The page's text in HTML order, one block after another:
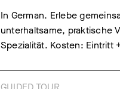
In German. Erlebe
unterhaltsame, praktische
Spezialität. Kosten: Eintritt